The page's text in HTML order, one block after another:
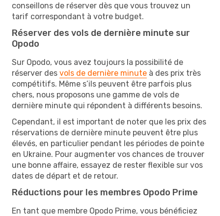
conseillons de réserver dès que vous trouvez un
tarif correspondant à votre budget.
Réserver des vols de dernière minute sur
Opodo
Sur Opodo, vous avez toujours la possibilité de
réserver des vols de dernière minute à des prix très
compétitifs. Même s’ils peuvent être parfois plus
chers, nous proposons une gamme de vols de
dernière minute qui répondent à différents besoins.
Cependant, il est important de noter que les prix des
réservations de dernière minute peuvent être plus
élevés, en particulier pendant les périodes de pointe
en Ukraine. Pour augmenter vos chances de trouver
une bonne affaire, essayez de rester flexible sur vos
dates de départ et de retour.
Réductions pour les membres Opodo Prime
En tant que membre Opodo Prime, vous bénéficiez